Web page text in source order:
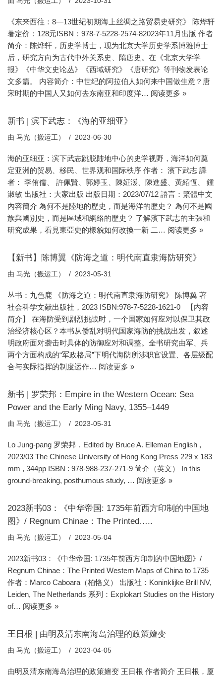
《东来西往：8—13世纪初期海上丝绸之路贸易史研究》 陈烨轩
著定价：128元ISBN：978-7-5228-2574-82023年11月出版 作者
简介：陈烨轩，历史学博士，现为北京大学历史学系博雅博士
后，研究方向为古代中外关系史、隋唐史。在《北京大学学
报》《中华文史论丛》《西域研究》《唐研究》等刊物发表论
文多篇。 内容简介：中世纪的阿拉伯人如何来中国做生意？唐
宋时期的中国人又如何去东南亚和印度洋… 阅读更多 »
新书 | 滨下武志：《海的亚细亚》
由 马光（搬运工） 2023-06-30
海的亚细亚：滨下武志跳脱陆地中心的史学视野，海洋如何奠
定亚洲的贸易、移民、世界观和国际秩序 作者： 濱下武志 譯
者： 李侑儒、 許佩賢、郭婷玉、陳姃湲、陳進盛、黃紹恆、 鍾
淑敏 出版社：大家出版 出版日期：2023/07/12 語言：繁體中文
內容簡介 為何不是陸地的歷史，而是海洋的歷史？ 為何不是國
族與國別史，而是區域和網絡的歷史？ 了解濱下武志的主張和
研究成果，看見東亞史的樣貌如何改換一新 二… 阅读更多 »
【新书】陈博翼《防海之道：明代南直隶海防研究》
由 马光（搬运工） 2023-05-31
丛书：九色鹿 《防海之道：明代南直隶海防研究》 陈博翼 著
社会科学文献出版社，2023 ISBN:978-7-5228-1621-0 【内容
简介】 在海防受到剧烈挑战时，一个国家如何应对以保卫其政
治经济核心区？本书从倭乱对明代国家海防的挑战出发，叙述
明政府面对袭击时具体的防御应对和调整。全书研究由军、兵
两个方面构成的“军政格局”下明代海防所涉职官设置、各层级配
合与实际指挥的制度运作… 阅读更多 »
新书 | 罗荣邦：Empire in the Western Ocean: Sea
Power and the Early Ming Navy, 1355–1449
由 马光（搬运工） 2023-05-31
Lo Jung-pang 罗荣邦．Edited by Bruce A. Elleman English ,
2023/03 The Chinese University of Hong Kong Press 229 x 183
mm , 344pp ISBN : 978-988-237-271-9 简介（英文） In this
ground-breaking, posthumous study, … 阅读更多 »
2023新书03：《中华帝国: 1735年前西方印制的中国地
图》/ Regnum Chinae：The Printed…..
由 马光（搬运工） 2023-05-04
2023新书03：《中华帝国: 1735年前西方印制的中国地图》/
Regnum Chinae：The Printed Western Maps of China to 1735
作者：Marco Caboara（柏恪义） 出版社：Koninklijke Brill NV,
Leiden, The Netherlands 系列：Explokart Studies on the History
of… 阅读更多 »
王日根 | 由明及清东南海岛治理的政策嬗变
由 马光（搬运工） 2023-04-05
由明及清东南海岛治理的政策嬗变 王日根 作者简介 王日根，厦